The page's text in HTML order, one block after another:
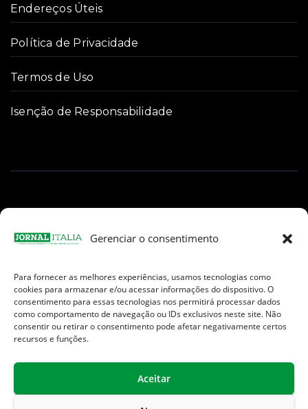
Gerenciar o consentimento
Para fornecer as melhores experiências, usamos tecnologias como
cookies para armazenar e/ou acessar informações do dispositivo. O
consentimento para essas tecnologias nos permitirá processar dados
como comportamento de navegação ou IDs exclusivos neste site. Não
consentir ou retirar o consentimento pode afetar negativamente certos
recursos e funções.
Aceitar
Endereços Úteis
Política de Privacidade
Termos de Uso
Isenção de Responsabilidade
Facebook
Instagram
TikTokYoutube
E-
mail
Jornal Italia é uma Marca registrada internacionalmente da We
Communication.